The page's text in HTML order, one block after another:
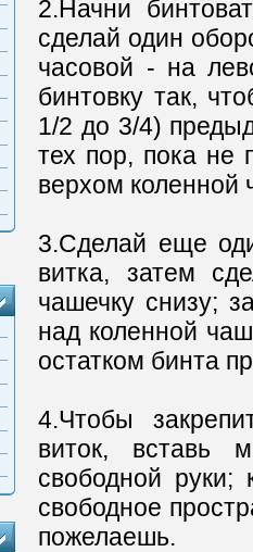
2.Начни
сделай один
часовой - на
бинтовку так,
1/2 до 3/4)
тех пор, пока не
верхом коленной
3.Сделай еще
витка, затем
чашечку снизу;
над коленной
остатком бинта
4.Чтобы
виток, вставь
свободной руки;
свободное
пожелаешь.